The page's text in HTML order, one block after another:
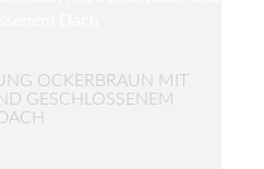
OCKERBRAUN MIT
GESCHLOSSENEM
DACH